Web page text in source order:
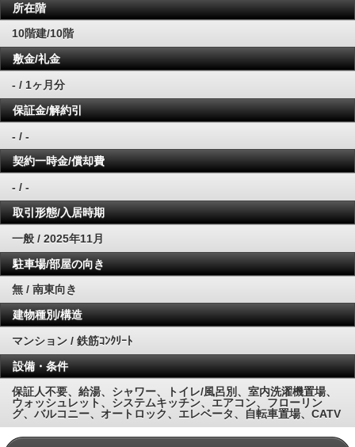
所在階
10階建/10階
敷金/礼金
- / 1ヶ月分
保証金/解約引
- / -
契約一時金/償却費
- / -
取引形態/入居時期
一般 / 2025年11月
駐車場/部屋の向き
無 / 南東向き
建物種別/構造
マンション / 鉄筋ｺﾝｸﾘｰﾄ
設備・条件
保証人不要、給湯、シャワー、トイレ/風呂別、室内洗濯機置場、
ウォッシュレット、システムキッチン、エアコン、フローリン
グ、バルコニー、オートロック、エレベータ、自転車置場、CATV